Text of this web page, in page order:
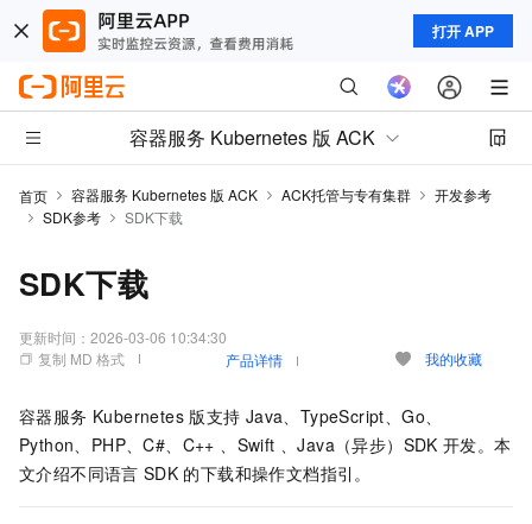
打开 APP
容器服务 Kubernetes 版 ACK
首页 容器服务 Kubernetes 版 ACK ACK托管与专有集群
开发参考
SDK参考
SDK下载
SDK下载
更新时间： 2026-03-06 10:34:30
复制 MD 格式
产品详情 我的收藏
容器服务 Kubernetes 版支持 Java、TypeScript、Go、
Python、PHP、C#、C++ 、Swift 、Java（异步）SDK 开发。本
文介绍不同语言 SDK 的下载和操作文档指引。